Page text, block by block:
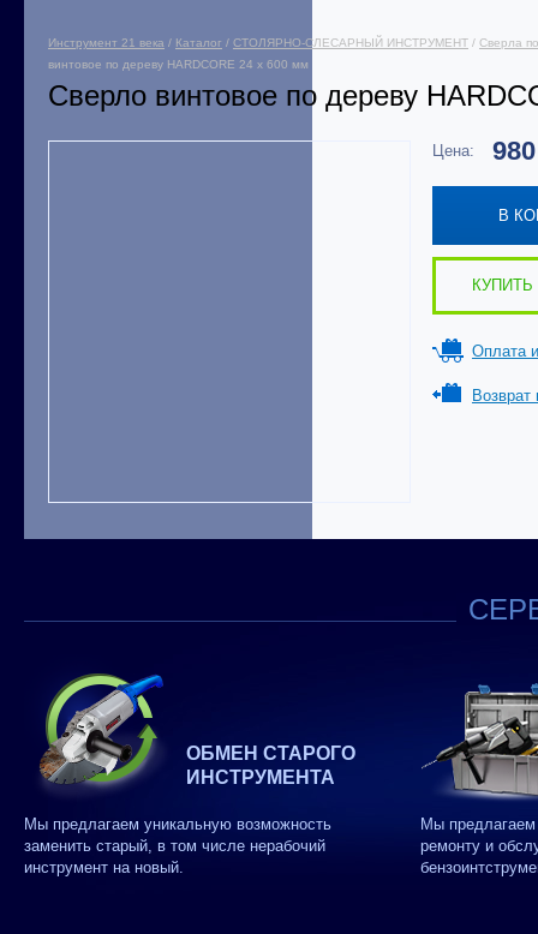
Инструмент 21 века / Каталог / СТОЛЯРНО-СЛЕСАРНЫЙ ИНСТРУМЕНТ / Сверла
винтовое по дереву HARDCORE 24 х 600 мм
Сверло винтовое по дереву
Цена:
В
КУПИТЬ
Оплата
Возврат
ОБМЕН СТАРОГО
ИНСТРУМЕНТА
Мы предлагаем уникальную возможность
заменить старый, в том числе нерабочий
инструмент на новый.
Мы
ремонту и